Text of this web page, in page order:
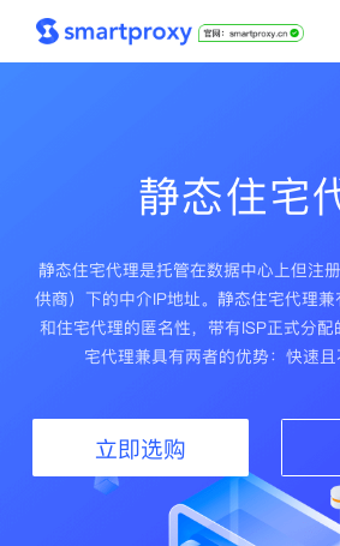
工具
帮助中心
推广返利
企业定制
静态住宅
静态住宅代理是托管在数据中心上但注
供商）下的中介IP地址。静态住宅代理
和住宅代理的匿名性，带有ISP正式分
宅代理兼具有两者的优势：快速且
立即选购